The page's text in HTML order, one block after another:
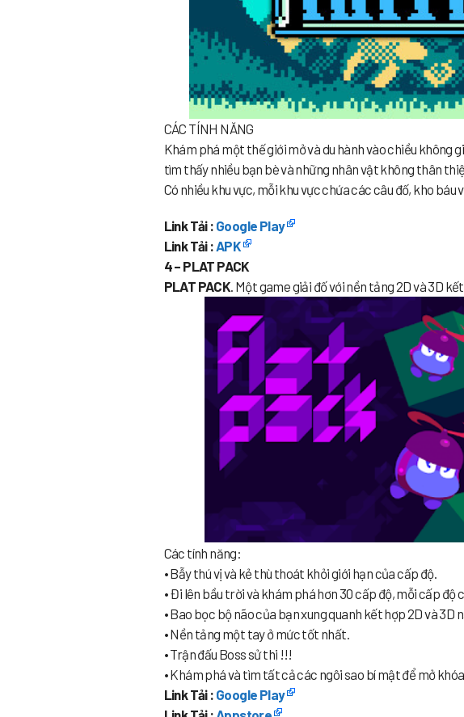
CÁC TÍNH NĂNG
Khám phá một thế giới mở và du hành vào chiều không
tìm thấy nhiều bạn bè và những nhân vật không thân
Có nhiều khu vực, mỗi khu vực chứa các câu đố, kho báu
Link Tải : Google Play
Link Tải : APK
4 – PLAT PACK
PLAT PACK . Một game giải đố với nền tảng 2D và 3D
Các tính năng:
• Bẫy thú vị và kẻ thù thoát khỏi giới hạn của cấp độ.
• Đi lên bầu trời và khám phá hơn 30 cấp độ, mỗi cấp độ
• Bao bọc bộ não của bạn xung quanh kết hợp 2D và 3D
• Nền tảng một tay ở mức tốt nhất.
• Trận đấu Boss sử thi !!!
• Khám phá và tìm tất cả các ngôi sao bí mật để mở
Link Tải : Google Play